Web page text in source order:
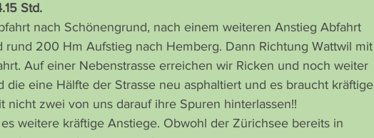
Std.
nach Schönengrund, nach einem weiteren Anstieg Abfahrt
rund 200 Hm Aufstieg nach Hemberg. Dann Richtung Wattwil mit
Auf einer Nebenstrasse erreichen wir Ricken und noch weiter
die eine Hälfte der Strasse neu asphaltiert und es braucht kräftige
nicht zwei von uns darauf ihre Spuren hinterlassen!!
weitere kräftige Anstiege. Obwohl der Zürichsee bereits in